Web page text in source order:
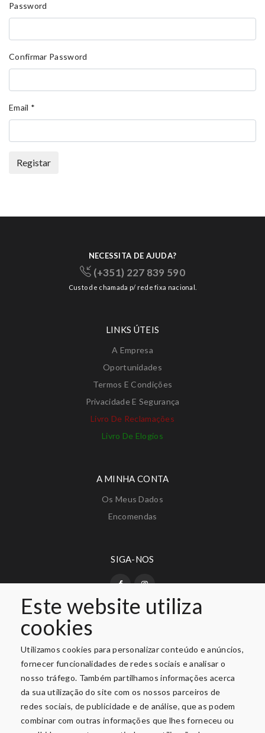
Este website utiliza
cookies
Utilizamos cookies para personalizar conteúdo e anúncios,
fornecer funcionalidades de redes sociais e analisar o
nosso tráfego. Também partilhamos informações acerca
da sua utilização do site com os nossos parceiros de
redes sociais, de publicidade e de análise, que as podem
combinar com outras informações que lhes forneceu ou
Password
Confirmar Password
Email *
Registar
NECESSITA DE AJUDA?
(+351) 227 839 590
Custo de chamada p/ rede fixa nacional.
LINKS ÚTEIS
A Empresa
Oportunidades
Termos E Condições
Privacidade E Segurança
Livro De Reclamações
Livro De Elogios
A MINHA CONTA
Os Meus Dados
Encomendas
SIGA-NOS
PAGAMENTO SEGURO